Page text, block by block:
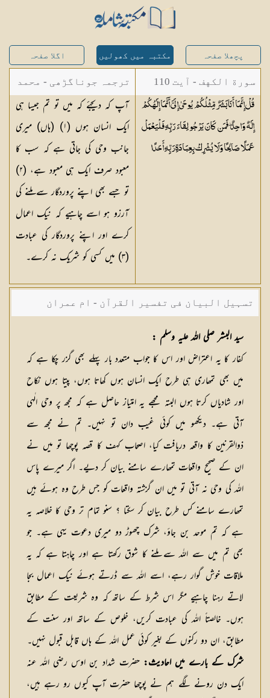
پچھلا صفحہ مکتبہ میں کھولیں اگلا صفحہ
سورة الكهف - آیت 110
قُلْ إِنَّمَا أَنَا بَشَرٌ مِّثْلُكُمْ يُوحَىٰ إِلَيَّ أَنَّمَا إِلَٰهُكُمْ
إِلَٰهٌ وَاحِدٌ ۖ فَمَن كَانَ يَرْجُو لِقَاءَ رَبِّهِ فَلْيَعْمَلْ
عَمَلًا صَالِحًا وَلَا يُشْرِكْ بِعِبَادَةِ رَبِّهِأَحَدًا
ترجمہ جوناگڑھی - محمد
جونا گڑھی
آپ کہ دیجئے کہ میں تو تم جیسا ہی
ایک انسان ہوں (١) (ہاں) میری
جانب وحی کی جاتی ہے کہ سب کا
معبود صرف ایک ہی معبود ہے، (٢)
تو جسے بھی اپنے پروردگار سے ملنے کی
آرزو ہو اسے چاہیے کہ نیک اعمال
کرے اور اپنے پروردگار کی عبادت
(٣) میں کسی کو شریک نہ کرے۔
تسہیل البیان فی تفسیر القرآن - ام عمران
شکیلہ بنت میاں فضل حسین
سید البشر صلی اللہ علیہ وسلم :
کفار کا یہ اعتراض اور اس کا جواب متعدد بار پہلے بھی گزر چکا ہے کہ
میں بھی تمھاری ہی طرح ایک انسان ہوں کھاتا ہوں، پیتا ہوں نکاح
اور شادیاں کرتا ہوں البتہ مجھے یہ امتیاز حاصل ہے کہ مجھ پر وحی الٰہی
آتی ہے۔ دیکھو میں کوئی غیب دان تو نہیں۔ تم نے مجھ سے
ذوالقرنین کا واقعہ دریافت کیا، اصحاب کہف کا قصہ پوچھا تو میں نے
ان کے صحیح واقعات تمھارے سامنے بیان کر دیے۔ اگر میرے پاس
اللہ کی وحی نہ آتی تو میں ان گزشتہ واقعات کو جس طرح وہ ہوئے ہیں
تمھارے سامنے کس طرح بیان کر سکتا ؟ سنو تمام تر وحی کا خلاصہ یہ
ہے کہ تم موحد بن جاؤ، شرک چھوڑ دو میری دعوت یہی ہے۔ جو
بھی تم میں سے اللہ سے ملنے کا شوق رکھتا ہے اور چاہتا ہے کہ یہ
ملاقات خوش گوار رہے، اسے اللہ سے ڈرتے ہوئے نیک اعمال بجا
لاتے رہنا چاہیے مگر اس شرط کے ساتھ کہ وہ شریعت کے مطابق
ہوں۔ خالصتاً اللہ کی عبادت کریں، خلوص کے ساتھ اور سنت کے
مطابق، ان دو رکنوں کے بغیر کوئی عمل اللہ کے ہاں قابل قبول نہیں۔
شرک کے بارے میں احادیث: حضرت شداد بن اوس رضی اللہ عنہ
ایک دن رونے لگے ہم نے پوچھا حضرت آپ کیوں رو رہے ہیں،